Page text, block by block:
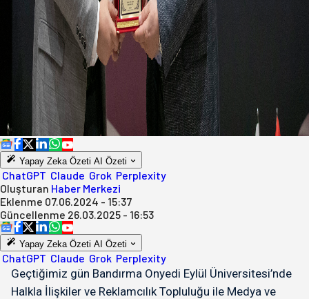
Yapay Zeka Özeti AI Özeti
ChatGPT Claude Grok Perplexity
Oluşturan Haber Merkezi
Eklenme 07.06.2024 - 15:37
Güncellenme 26.03.2025 - 16:53
Yapay Zeka Özeti AI Özeti
ChatGPT Claude Grok Perplexity
Geçtiğimiz gün Bandırma Onyedi Eylül Üniversitesi’nde
Halkla İlişkiler ve Reklamcılık Topluluğu ile Medya ve